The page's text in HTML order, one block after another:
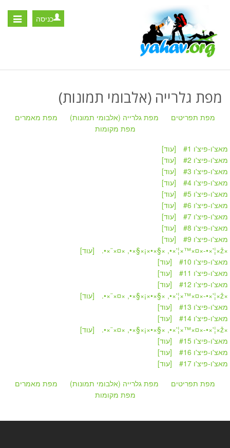
Toggle
כניסה
מפת גלרייה (אלבומי תמונות)
מפת תפריטים מפת גלרייה (אלבומי תמונות)
מפת מאמרים
מפת מקומות
פיצ'ו #1
[עוד]
פיצ'ו #2
[עוד]
פיצ'ו #3
[עוד]
פיצ'ו #4
[עוד]
פיצ'ו #5
[עוד]
פיצ'ו #6
[עוד]
פיצ'ו #7
[עוד]
פיצ'ו #8
[עוד]
פיצ'ו #9
[עוד]
» ×ž×¦'×•-
[עוד]
פיצ'ו #10
[עוד]
פיצ'ו #11
[עוד]
פיצ'ו #12
[עוד]
» ×ž×¦'×•-
[עוד]
פיצ'ו #13
[עוד]
פיצ'ו #14
[עוד]
» ×ž×¦'×•-
[עוד]
פיצ'ו #15
[עוד]
פיצ'ו #16
[עוד]
פיצ'ו #17
[עוד]
מפת תפריטים
מפת גלרייה (אלבומי תמונות)
מפת מאמרים
מפת מקומות